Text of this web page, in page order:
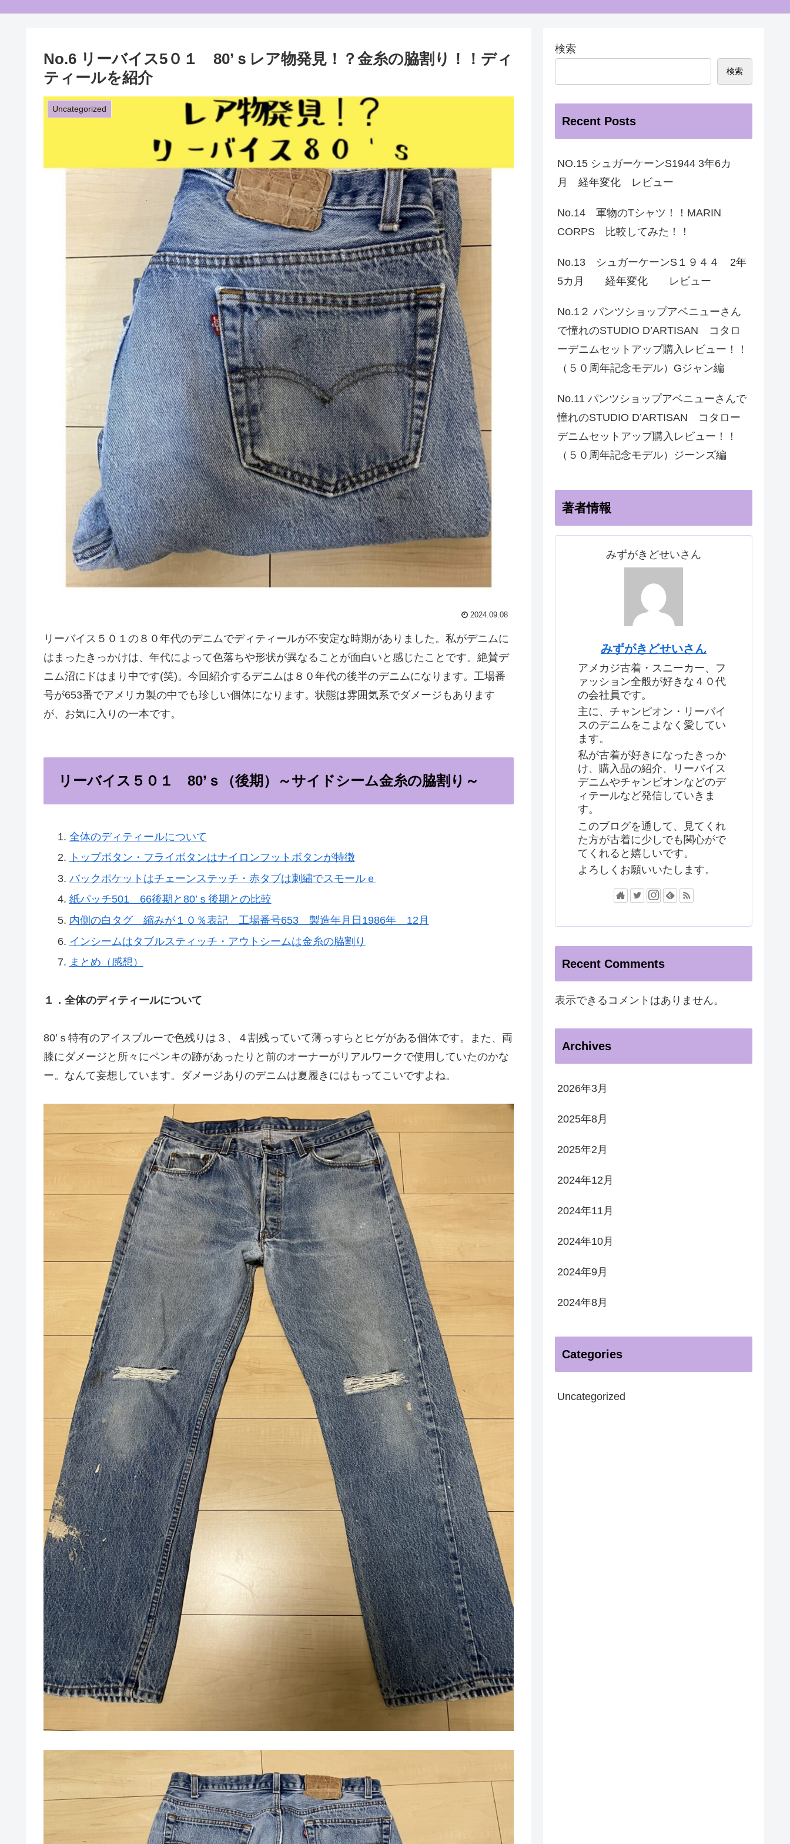
No.6 リーバイス5０１ 80’ｓレア物発見！？金糸の脇割り！！ディ
ティールを紹介
Uncategorized
2024.09.08
リーバイス５０１の８０年代のデニムでディティールが不安定な時期がありました。私がデニムに
はまったきっかけは、年代によって色落ちや形状が異なることが面白いと感じたことです。絶賛デ
ニム沼にドはまり中です(笑)。今回紹介するデニムは８０年代の後半のデニムになります。工場番
号が653番でアメリカ製の中でも珍しい個体になります。状態は雰囲気系でダメージもあります
が、お気に入りの一本です。
リーバイス５０１ 80’ｓ（後期）～サイドシーム金糸の脇割り～
全体のディティールについて
トップボタン・フライボタンはナイロンフットボタンが特徴
バックポケットはチェーンステッチ・赤タブは刺繡でスモールｅ
紙パッチ501 66後期と80’ｓ後期との比較
内側の白タグ 縮みが１０％表記 工場番号653 製造年月日1986年 12月
インシームはタブルスティッチ・アウトシームは金糸の脇割り
まとめ（感想）
１．全体のディティールについて
80’ｓ特有のアイスブルーで色残りは３、４割残っていて薄っすらとヒゲがある個体です。また、両
膝にダメージと所々にペンキの跡があったりと前のオーナーがリアルワークで使用していたのかな
ー。なんて妄想しています。ダメージありのデニムは夏履きにはもってこいですよね。
検索
検索
Recent Posts
NO.15 シュガーケーンS1944 3年6カ
月 経年変化 レビュー
No.14 軍物のTシャツ！！MARIN
CORPS 比較してみた！！
No.13 シュガーケーンS１９４４ 2年
5カ月 経年変化 レビュー
No.1２ パンツショップアベニューさん
で憧れのSTUDIO D’ARTISAN コタロ
ーデニムセットアップ購入レビュー！！
（５０周年記念モデル）Gジャン編
No.11 パンツショップアベニューさんで
憧れのSTUDIO D’ARTISAN コタロー
デニムセットアップ購入レビュー！！
（５０周年記念モデル）ジーンズ編
著者情報
みずがきどせいさん
みずがきどせいさん
アメカジ古着・スニーカー、フ
ァッション全般が好きな４０代
の会社員です。
主に、チャンピオン・リーバイ
スのデニムをこよなく愛してい
ます。
私が古着が好きになったきっか
け、購入品の紹介、リーバイス
デニムやチャンピオンなどのデ
ィテールなど発信していきま
す。
このブログを通して、見てくれ
た方が古着に少しでも関心がで
てくれると嬉しいです。
よろしくお願いいたします。
Recent Comments
表示できるコメントはありません。
Archives
2026年3月
2025年8月
2025年2月
2024年12月
2024年11月
2024年10月
2024年9月
2024年8月
Categories
Uncategorized